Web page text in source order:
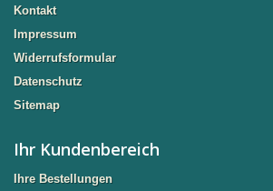
Kontakt
Impressum
Widerrufsformular
Datenschutz
Sitemap
Ihr Kundenbereich
Ihre Bestellungen